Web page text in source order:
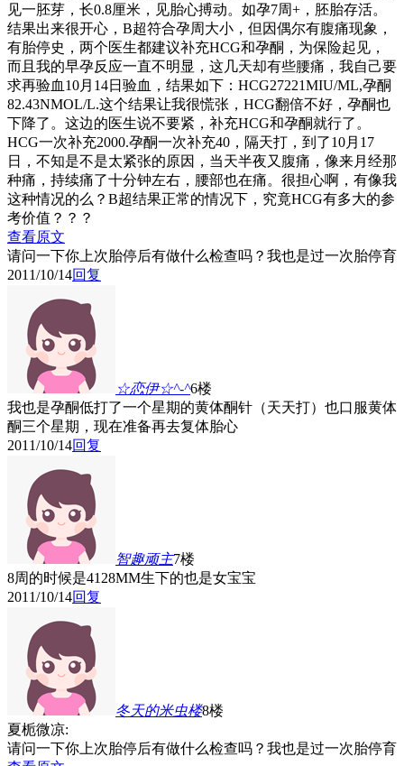
见一胚芽，长0.8厘米，见胎心搏动。如孕7周+，胚胎存活。
结果出来很开心，B超符合孕周大小，但因偶尔有腹痛现象，
有胎停史，两个医生都建议补充HCG和孕酮，为保险起见，
而且我的早孕反应一直不明显，这几天却有些腰痛，我自己要
求再验血10月14日验血，结果如下：HCG27221MIU/ML,孕酮
82.43NMOL/L.这个结果让我很慌张，HCG翻倍不好，孕酮也
下降了。这边的医生说不要紧，补充HCG和孕酮就行了。
HCG一次补充2000.孕酮一次补充40，隔天打，到了10月17
日，不知是不是太紧张的原因，当天半夜又腹痛，像来月经那
种痛，持续痛了十分钟左右，腰部也在痛。很担心啊，有像我
这种情况的么？B超结果正常的情况下，究竟HCG有多大的参
考价值？？？
查看原文
请问一下你上次胎停后有做什么检查吗？我也是过一次胎停育
2011/10/14回复
☆恋伊☆^-^6楼
我也是孕酮低打了一个星期的黄体酮针（天天打）也口服黄体
酮三个星期，现在准备再去复体胎心
2011/10/14回复
智趣顽主7楼
8周的时候是4128MM生下的也是女宝宝
2011/10/14回复
冬天的米虫楼8楼
夏栀微凉:
请问一下你上次胎停后有做什么检查吗？我也是过一次胎停育